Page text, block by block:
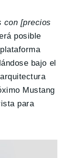
con [precios
posible
bajo el
Mustang
para